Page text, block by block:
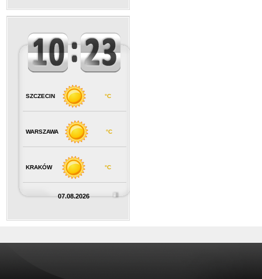
SZCZECIN °C
WARSZAWA °C
KRAKÓW °C
07.08.2026